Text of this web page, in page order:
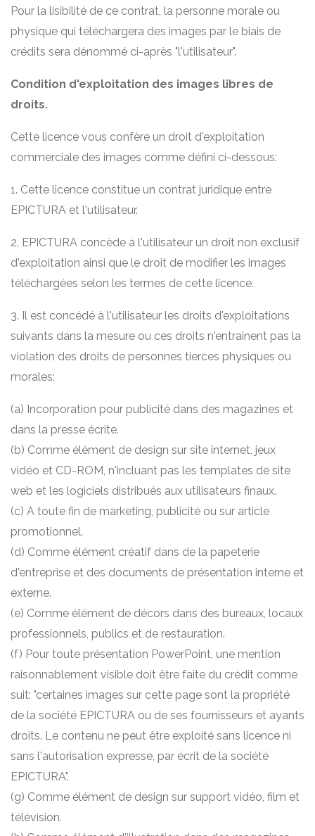
Pour la lisibilité de ce contrat, la personne morale ou
physique qui téléchargera des images par le biais de
crédits sera dénommé ci-après "l'utilisateur".
Condition d'exploitation des images libres de
droits.
Cette licence vous confère un droit d'exploitation
commerciale des images comme défini ci-dessous:
1. Cette licence constitue un contrat juridique entre
EPICTURA et l'utilisateur.
2. EPICTURA concède à l'utilisateur un droit non exclusif
d'exploitation ainsi que le droit de modifier les images
téléchargées selon les termes de cette licence.
3. Il est concédé à l'utilisateur les droits d'exploitations
suivants dans la mesure ou ces droits n'entrainent pas la
violation des droits de personnes tierces physiques ou
morales:
(a) Incorporation pour publicité dans des magazines et
dans la presse écrite.
(b) Comme élément de design sur site internet, jeux
vidéo et CD-ROM, n'incluant pas les templates de site
web et les logiciels distribués aux utilisateurs finaux.
(c) A toute fin de marketing, publicité ou sur article
promotionnel.
(d) Comme élément créatif dans de la papeterie
d'entreprise et des documents de présentation interne et
externe.
(e) Comme élément de décors dans des bureaux, locaux
professionnels, publics et de restauration.
(f) Pour toute présentation PowerPoint, une mention
raisonnablement visible doit être faite du crédit comme
suit: "certaines images sur cette page sont la propriété
de la société EPICTURA ou de ses fournisseurs et ayants
droits. Le contenu ne peut être exploité sans licence ni
sans l'autorisation expresse, par écrit de la société
EPICTURA".
(g) Comme élément de design sur support vidéo, film et
télévision.